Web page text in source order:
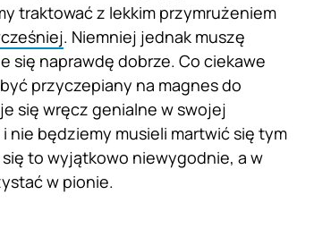
traktować z lekkim przymrużeniem
. Niemniej jednak muszę
się naprawdę dobrze. Co ciekawe
przyczepiany na magnes do
się wręcz genialne w swojej
nie będziemy musieli martwić się tym
to wyjątkowo niewygodnie, a w
w pionie.